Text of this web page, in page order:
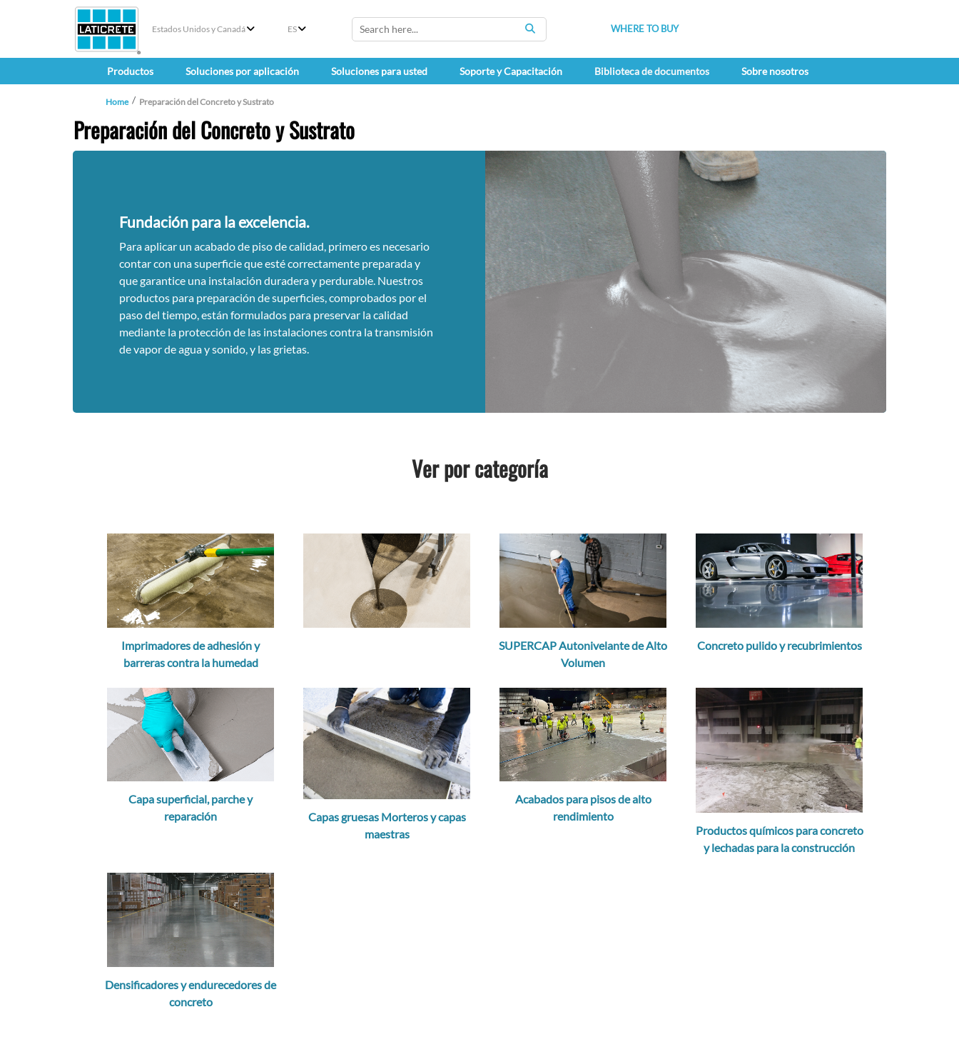
Estados Unidos y Canadá ES
SEARCH
WHERE TO BUY
Productos Soluciones por aplicación Soluciones para usted Soporte y Capacitación Biblioteca de documentos Sobre nosotros
Home Preparación del Concreto y Sustrato
Preparación del Concreto y Sustrato
Fundación para la excelencia.
Para aplicar un acabado de piso de calidad, primero es necesario
contar con una superficie que esté correctamente preparada y
que garantice una instalación duradera y perdurable. Nuestros
productos para preparación de superficies, comprobados por el
paso del tiempo, están formulados para preservar la calidad
mediante la protección de las instalaciones contra la transmisión
de vapor de agua y sonido, y las grietas.
Ver por categoría
Imprimadores de adhesión y
barreras contra la humedad
SUPERCAP Autonivelante de Alto
Volumen
Concreto pulido y recubrimientos
Capa superficial, parche y
reparación
Capas gruesas Morteros y capas
maestras
Acabados para pisos de alto
rendimiento
Productos químicos para concreto
y lechadas para la construcción
Densificadores y endurecedores de
concreto